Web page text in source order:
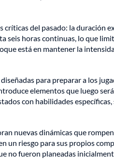
del pasado: la duración
seis horas continuas, lo que
está en mantener la
para preparar a los
elementos que luego
con habilidades
nuevas dinámicas que
un riesgo para sus propios
no fueron planeadas